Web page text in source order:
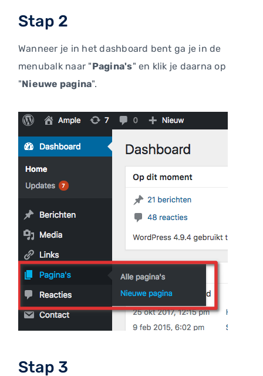
Stap 2
Wanneer je in het dashboard bent ga je in de
menubalk naar "Pagina's" en klik je daarna op
"Nieuwe pagina".
Stap 3